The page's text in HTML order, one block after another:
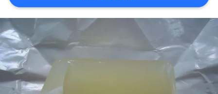
SITEMAP
KEBIJAKAN
PRIVASI